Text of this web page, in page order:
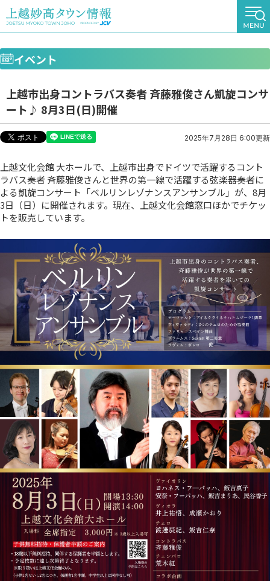
イベント
上越市出身コントラバス奏者 斉藤雅俊さん凱旋コンサ
ート♪ 8月3日(日)開催
2025年7月28日 6:00更新
上越文化会館 大ホールで、上越市出身でドイツで活躍するコント
ラバス奏者 斉藤雅俊さんと世界の第一線で活躍する弦楽器奏者に
よる凱旋コンサート「ベルリンレゾナンスアンサンブル」が、8月
3日（日）に開催されます。現在、上越文化会館窓口ほかでチケッ
トを販売しています。